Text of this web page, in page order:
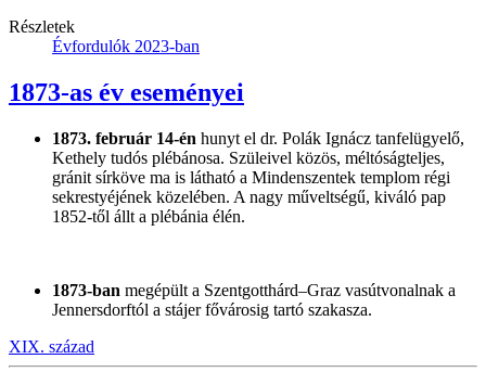
Részletek
Évfordulók 2023-ban
1873-as év eseményei
1873. február 14-én hunyt el dr. Polák Ignácz tanfelügyelő,
Kethely tudós plébánosa. Szüleivel közös, méltóságteljes,
gránit sírköve ma is látható a Mindenszentek templom régi
sekrestyéjének közelében. A nagy műveltségű, kiváló pap
1852-től állt a plébánia élén.
1873-ban megépült a Szentgotthárd–Graz vasútvonalnak a
Jennersdorftól a stájer fővárosig tartó szakasza.
XIX. század